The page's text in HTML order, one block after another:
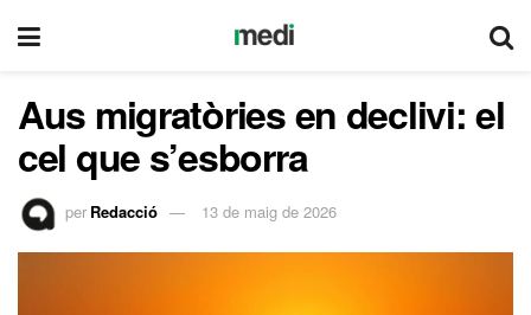
Aus migratòries en declivi: el
cel que s’esborra
per Redacció 13 de maig de 2026